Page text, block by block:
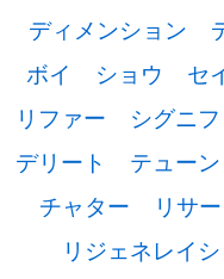
ディメンション
ボイ
ショウ セ
リファー
シグニ
デリート
テューン
チャター
リサ
リジェネレイ